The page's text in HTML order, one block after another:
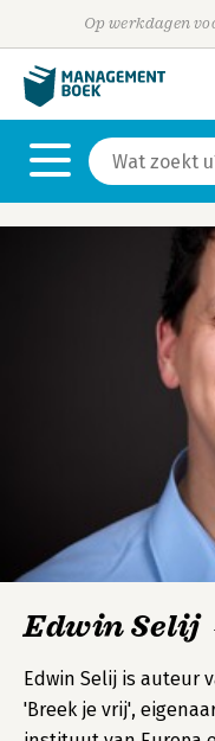
Op werkdagen
Edwin Selij
Edwin Selij is auteur
'Breek je vrij',